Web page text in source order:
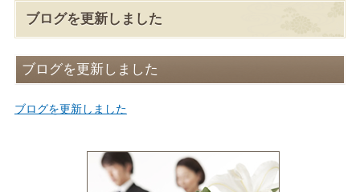
ブログを更新しました
ブログを更新しました
ブログを更新しました